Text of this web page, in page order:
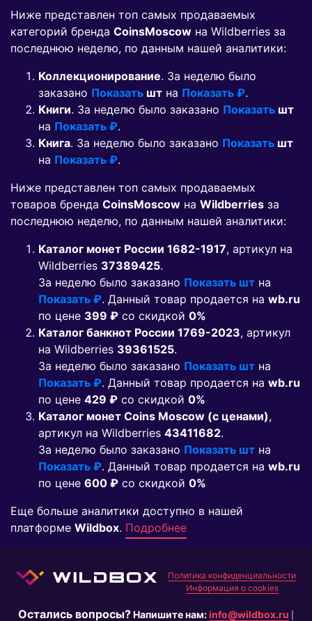
Ниже представлен топ самых продаваемых
категорий бренда CoinsMoscow на Wildberries за
последнюю неделю, по данным нашей аналитики:
Коллекционирование. За неделю было
заказано Показать шт на Показать ₽.
Книги. За неделю было заказано Показать шт
на Показать ₽.
Книга. За неделю было заказано Показать шт
на Показать ₽.
Ниже представлен топ самых продаваемых
товаров бренда CoinsMoscow на Wildberries за
последнюю неделю, по данным нашей аналитики:
Каталог монет России 1682-1917, артикул на
Wildberries 37389425.
За неделю было заказано Показать шт на
Показать ₽. Данный товар продается на wb.ru
по цене 399 ₽ co скидкой 0%
Каталог банкнот России 1769-2023, артикул
на Wildberries 39361525.
За неделю было заказано Показать шт на
Показать ₽. Данный товар продается на wb.ru
по цене 429 ₽ co скидкой 0%
Каталог монет Coins Moscow (с ценами),
артикул на Wildberries 43411682.
За неделю было заказано Показать шт на
Показать ₽. Данный товар продается на wb.ru
по цене 600 ₽ co скидкой 0%
Еще больше аналитики доступно в нашей
платформе Wildbox. Подробнее
Политика конфиденциальности
Информация о cookies
Остались вопросы?Напишите нам:info@wildbox.ru